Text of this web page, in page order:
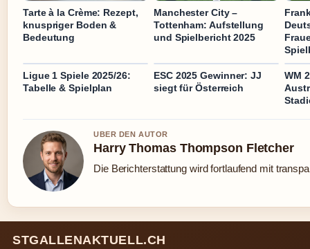
Tarte à la Crème: Rezept,
knuspriger Boden &
Bedeutung
Manchester City –
Tottenham: Aufstellung
und Spielbericht 2025
Ligue 1 Spiele 2025/26:
Tabelle & Spielplan
ESC 2025 Gewinner: JJ
siegt für Österreich
WM
UBER DEN AUTOR
Harry Thomas Thompson Fletcher
Die Berichterstattung wird fortlaufend mit
STGALLENAKTUELL.CH